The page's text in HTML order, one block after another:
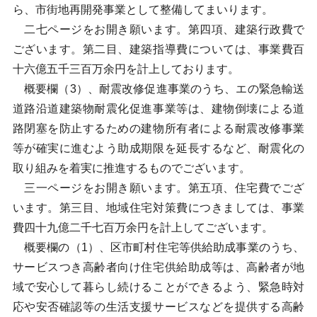
ら、市街地再開発事業として整備してまいります。
二七ページをお開き願います。第四項、建築行政費で
ございます。第二目、建築指導費については、事業費百
十六億五千三百万余円を計上しております。
概要欄（3）、耐震改修促進事業のうち、エの緊急輸送
道路沿道建築物耐震化促進事業等は、建物倒壊による道
路閉塞を防止するための建物所有者による耐震改修事業
等が確実に進むよう助成期限を延長するなど、耐震化の
取り組みを着実に推進するものでございます。
三一ページをお開き願います。第五項、住宅費でござ
います。第三目、地域住宅対策費につきましては、事業
費四十九億二千七百万余円を計上してございます。
概要欄の（1）、区市町村住宅等供給助成事業のうち、
サービスつき高齢者向け住宅供給助成等は、高齢者が地
域で安心して暮らし続けることができるよう、緊急時対
応や安否確認等の生活支援サービスなどを提供する高齢